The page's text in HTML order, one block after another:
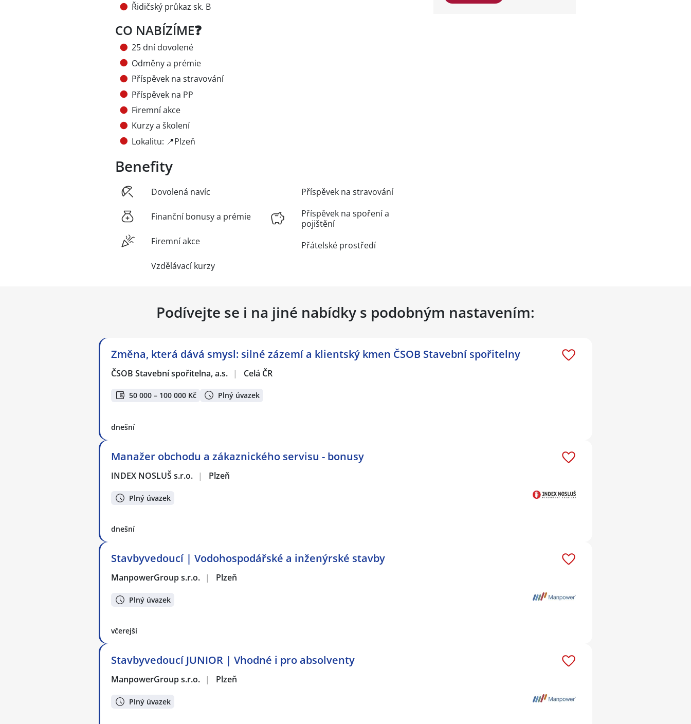
Řidičský průkaz sk. B
CO NABÍZÍME❓
25 dní dovolené
Odměny a prémie
Příspěvek na stravování
Příspěvek na PP
Firemní akce
Kurzy a školení
Lokalitu: 📍Plzeň
Benefity
Dovolená navíc
Finanční bonusy a prémie
Firemní akce
Vzdělávací kurzy
Příspěvek na stravování
Příspěvek na spoření a
pojištění
Přátelské prostředí
Podívejte se i na jiné nabídky s podobným nastavením:
Změna, která dává smysl: silné zázemí a klientský kmen ČSOB Stavební spořitelny
ČSOB Stavební spořitelna, a.s. | Celá ČR
50 000 – 100 000 Kč Plný úvazek
dnešní
Manažer obchodu a zákaznického servisu - bonusy
INDEX NOSLUŠ s.r.o. | Plzeň
Plný úvazek
dnešní
Stavbyvedoucí | Vodohospodářské a inženýrské stavby
ManpowerGroup s.r.o. | Plzeň
Plný úvazek
včerejší
Stavbyvedoucí JUNIOR | Vhodné i pro absolventy
ManpowerGroup s.r.o. | Plzeň
Plný úvazek